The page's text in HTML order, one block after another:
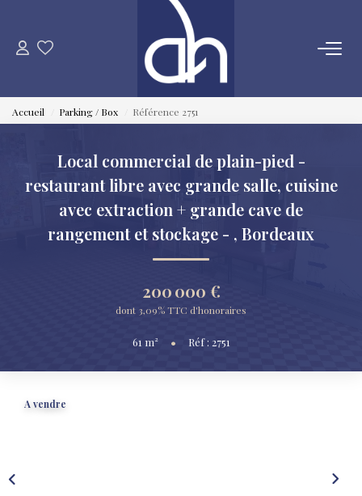
VENTE
ESTIMATION
LOCATION
GESTION LOCATIVE
Accueil Parking / Box Référence 2751
Local commercial de plain-pied -
restaurant libre avec grande salle, cuisine
avec extraction + grande cave de
rangement et stockage - , Bordeaux
200 000 €
dont 3,09% TTC d'honoraires
61 m² • Réf : 2751
A vendre